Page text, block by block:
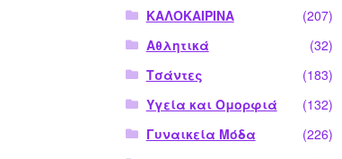
ΚΑΛΟΚΑΙΡΙΝΑ
(207)
Αθλητικά
(32)
Τσάντες
(183)
Υγεία και Ομορφιά
(132)
Γυναικεία Μόδα
(226)